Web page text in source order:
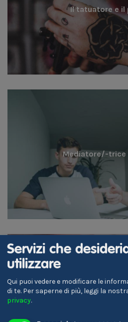
Il tatuatore e il
Mediatore/-trice
Servizi che
utilizzare
Qui puoi vedere e modificare le
di te. Per saperne di più, leggi la
privacy.